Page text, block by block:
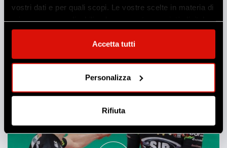
vostri dati e per quali scopi. Le vostre scelte in materia di
privacy sono applicabili solo su questa proprietà digitale
in cui avete effettuato le vostre scelte. È possibile
modificare o revocare il proprio consenso in qualsiasi
momento dalla Dichiarazione sui cookie o facendo clic
Con il tuo consenso, vorremmo anche:
raccogliere informazioni sulla tua posizione
metro,
Identificare il tuo dispositivo, scansionandolo
Accetta tutti
Personalizza
Rifiuta